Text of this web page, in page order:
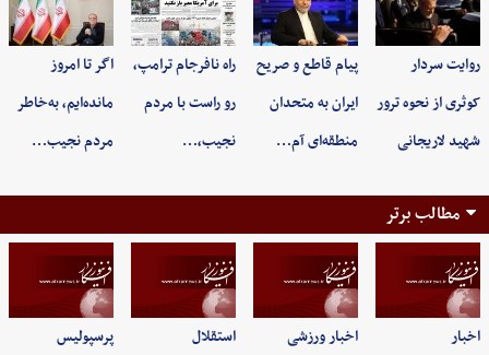
روایت سردار
کوثری از نحوه ترور
شهید لاریجانی
پیام قاطع و صریح
ایران به متحدان
منطقه‌ای آم…
راه نافرجام ترامپ،
رو راست با مردم
نجیب،…
اگر تا امروز
مانده‌ایم، به‌خاطر
مردم نجیب…
مطالب برتر
اخبار اخبار ورزشی استقلال پرسپولیس